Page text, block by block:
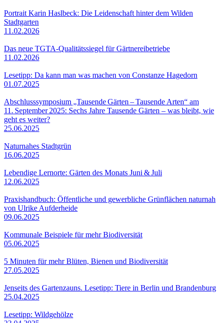
Portrait Karin Haslbeck: Die Leidenschaft hinter dem Wilden
Stadtgarten
11.02.2026
Das neue TGTA-Qualitätssiegel für Gärtnereibetriebe
11.02.2026
Lesetipp: Da kann man was machen von Constanze Hagedorn
01.07.2025
Abschlusssymposium „Tausende Gärten – Tausende Arten“ am
11. September 2025: Sechs Jahre Tausende Gärten – was bleibt, wie
geht es weiter?
25.06.2025
Naturnahes Stadtgrün
16.06.2025
Lebendige Lernorte: Gärten des Monats Juni & Juli
12.06.2025
Praxishandbuch: Öffentliche und gewerbliche Grünflächen naturnah
von Ulrike Aufderheide
09.06.2025
Kommunale Beispiele für mehr Biodiversität
05.06.2025
5 Minuten für mehr Blüten, Bienen und Biodiversität
27.05.2025
Jenseits des Gartenzauns. Lesetipp: Tiere in Berlin und Brandenburg
25.04.2025
Lesetipp: Wildgehölze